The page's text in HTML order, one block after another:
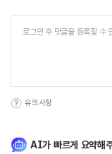
유의사항
AI가 빠르게 요약해